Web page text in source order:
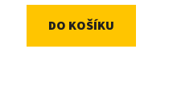
DO KOŠÍKU